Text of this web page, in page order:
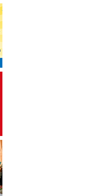
ニフティ温泉を使って手軽に